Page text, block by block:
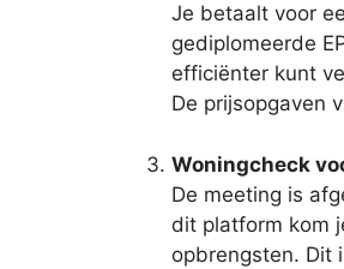
Je betaalt voor
gediplomeerde
efficiënter kunt
De prijsopgaven
Woningcheck
De meeting is
dit platform kom
opbrengsten. Dit